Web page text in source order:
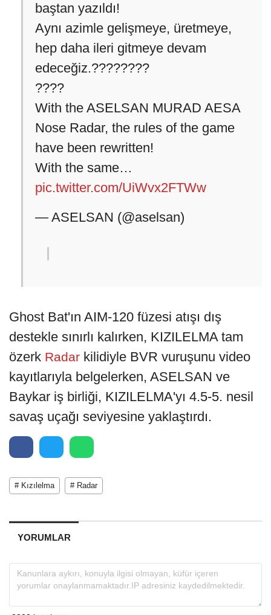
baştan yazıldı!
Aynı azimle gelişmeye, üretmeye,
hep daha ileri gitmeye devam
edeceğiz.????????
????
With the ASELSAN MURAD AESA
Nose Radar, the rules of the game
have been rewritten!
With the same…
pic.twitter.com/UiWvx2FTWw
— ASELSAN (@aselsan)
Ghost Bat'ın AIM-120 füzesi atışı dış
destekle sınırlı kalırken, KIZILELMA tam
özerk Radar kilidiyle BVR vuruşunu video
kayıtlarıyla belgelerken, ASELSAN ve
Baykar iş birliği, KIZILELMA'yı 4.5-5. nesil
savaş uçağı seviyesine yaklaştırdı.
# Kızılelma # Radar
YORUMLAR